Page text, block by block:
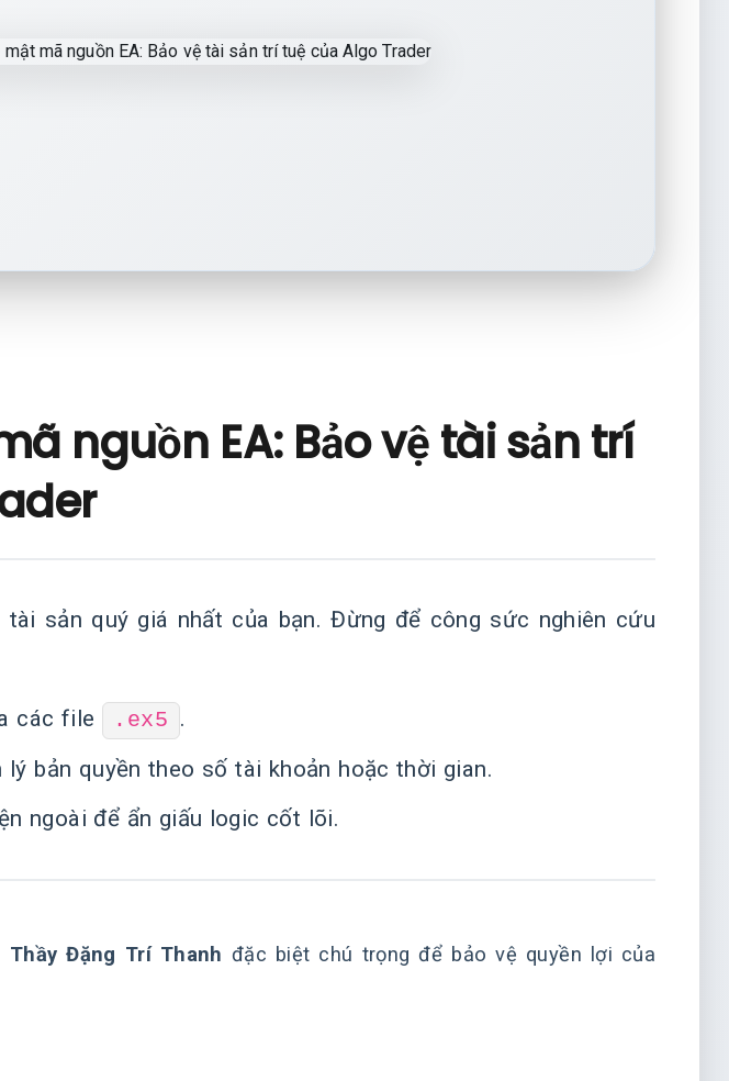
nguồn EA: Bảo vệ tài sản trí
sản quý giá nhất của bạn. Đừng để công sức nghiên cứu
các file .ex5 .
lý bản quyền theo số tài khoản hoặc thời gian.
ngoài để ẩn giấu logic cốt lõi.
Thầy Đặng Trí Thanh đặc biệt chú trọng để bảo vệ quyền lợi của